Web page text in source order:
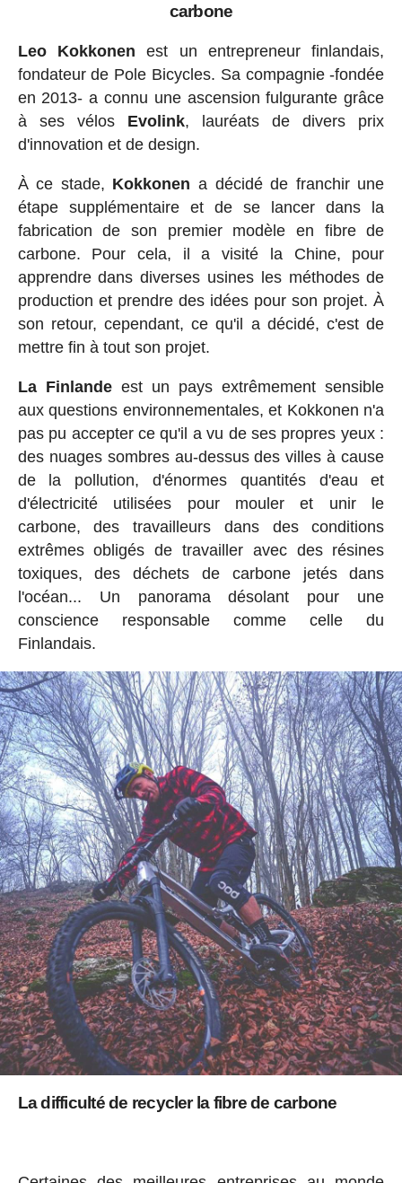
carbone
Leo Kokkonen est un entrepreneur finlandais,
fondateur de Pole Bicycles. Sa compagnie -fondée
en 2013- a connu une ascension fulgurante grâce
à ses vélos Evolink, lauréats de divers prix
d'innovation et de design.
À ce stade, Kokkonen a décidé de franchir une
étape supplémentaire et de se lancer dans la
fabrication de son premier modèle en fibre de
carbone. Pour cela, il a visité la Chine, pour
apprendre dans diverses usines les méthodes de
production et prendre des idées pour son projet. À
son retour, cependant, ce qu'il a décidé, c'est de
mettre fin à tout son projet.
La Finlandeest un pays extrêmement sensible
aux questions environnementales, et Kokkonen n'a
pas pu accepter ce qu'il a vu de ses propres yeux :
des nuages sombres au-dessus des villes à cause
de la pollution, d'énormes quantités d'eau et
d'électricité utilisées pour mouler et unir le
carbone, des travailleurs dans des conditions
extrêmes obligés de travailler avec des résines
toxiques, des déchets de carbone jetés dans
l'océan... Un panorama désolant pour une
conscience responsable comme celle du
Finlandais.
La difficulté de recycler la fibre de carbone